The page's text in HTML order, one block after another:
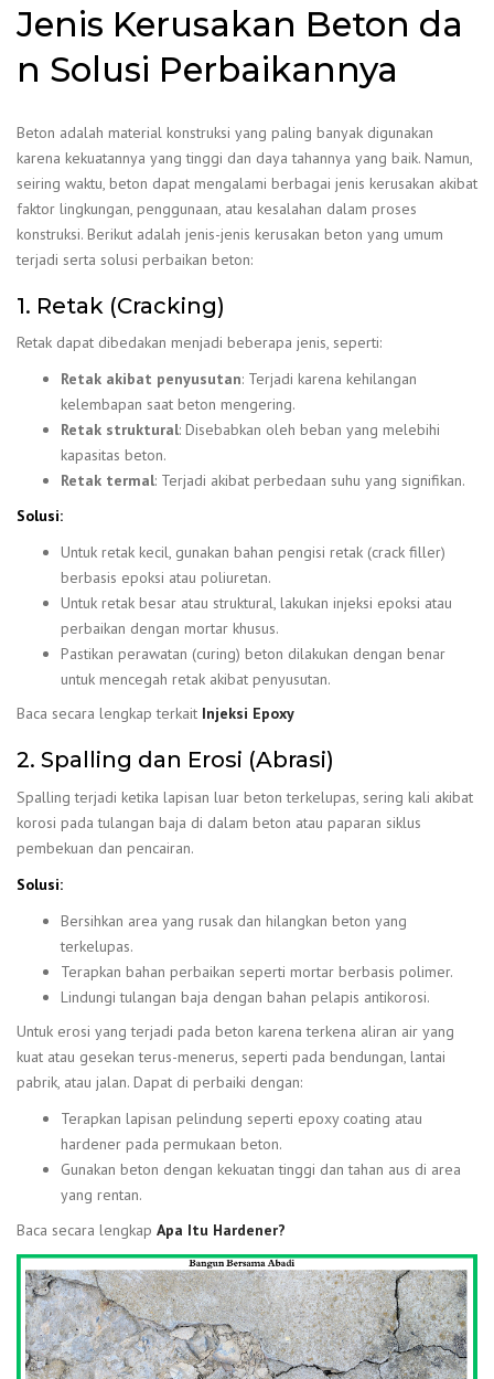
Jenis Kerusakan Beton da
n Solusi Perbaikannya
Beton adalah material konstruksi yang paling banyak digunakan
karena kekuatannya yang tinggi dan daya tahannya yang baik. Namun,
seiring waktu, beton dapat mengalami berbagai jenis kerusakan akibat
faktor lingkungan, penggunaan, atau kesalahan dalam proses
konstruksi. Berikut adalah jenis-jenis kerusakan beton yang umum
terjadi serta solusi perbaikan beton:
1. Retak (Cracking)
Retak dapat dibedakan menjadi beberapa jenis, seperti:
Retak akibat penyusutan: Terjadi karena kehilangan
kelembapan saat beton mengering.
Retak struktural: Disebabkan oleh beban yang melebihi
kapasitas beton.
Retak termal: Terjadi akibat perbedaan suhu yang signifikan.
Solusi:
Untuk retak kecil, gunakan bahan pengisi retak (crack filler)
berbasis epoksi atau poliuretan.
Untuk retak besar atau struktural, lakukan injeksi epoksi atau
perbaikan dengan mortar khusus.
Pastikan perawatan (curing) beton dilakukan dengan benar
untuk mencegah retak akibat penyusutan.
Baca secara lengkap terkait Injeksi Epoxy
2. Spalling dan Erosi (Abrasi)
Spalling terjadi ketika lapisan luar beton terkelupas, sering kali akibat
korosi pada tulangan baja di dalam beton atau paparan siklus
pembekuan dan pencairan.
Solusi:
Bersihkan area yang rusak dan hilangkan beton yang
terkelupas.
Terapkan bahan perbaikan seperti mortar berbasis polimer.
Lindungi tulangan baja dengan bahan pelapis antikorosi.
Untuk erosi yang terjadi pada beton karena terkena aliran air yang
kuat atau gesekan terus-menerus, seperti pada bendungan, lantai
pabrik, atau jalan. Dapat di perbaiki dengan:
Terapkan lapisan pelindung seperti epoxy coating atau
hardener pada permukaan beton.
Gunakan beton dengan kekuatan tinggi dan tahan aus di area
yang rentan.
Baca secara lengkap Apa Itu Hardener?